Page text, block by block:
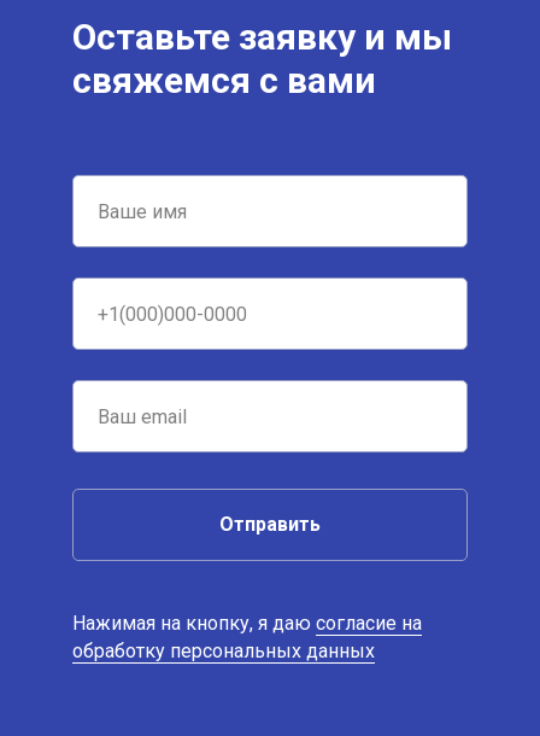
Оставьте заявку и мы
свяжемся с вами
Отправить
Нажимая на кнопку, я даю согласие на
обработку персональных данных